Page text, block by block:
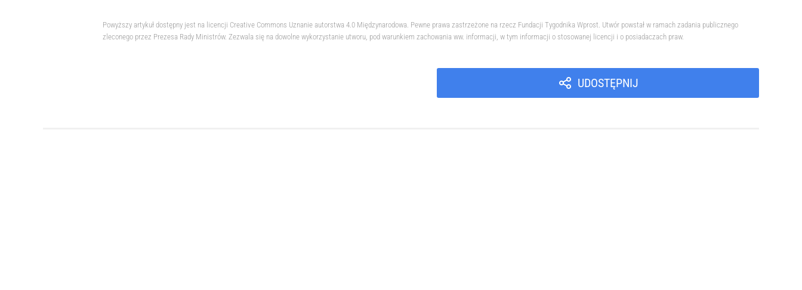
Powyższy artykuł dostępny jest na licencji Creative Commons Uznanie autorstwa 4.0 Międzynarodowa. Pewne prawa zastrzeżone na rzecz Fundacji Tygodnika Wprost. Utwór powstał w ramach zadania publicznego
zleconego przez Prezesa Rady Ministrów. Zezwala się na dowolne wykorzystanie utworu, pod warunkiem zachowania ww. informacji, w tym informacji o stosowanej licencji i o posiadaczach praw.
UDOSTĘPNIJ